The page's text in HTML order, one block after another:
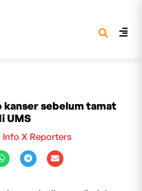
kanser sebelum tamat
UMS
Info X Reporters